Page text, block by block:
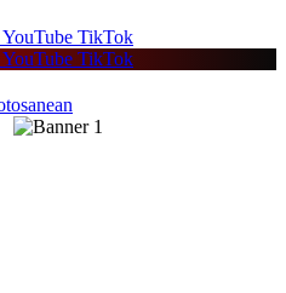
YouTube TikTok
YouTube TikTok